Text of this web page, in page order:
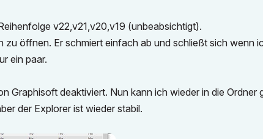
v22,v21,v20,v19 (unbeabsichtigt).
öffnen. Er schmiert einfach ab und schließt sich wenn
ein paar.
Graphisoft deaktiviert. Nun kann ich wieder in die Ordner
der Explorer ist wieder stabil.